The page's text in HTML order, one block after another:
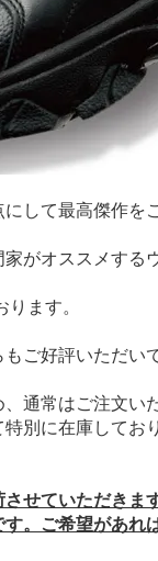
して最高傑作を
がオススメする
ます。
ご好評いただい
通常はご注文
別に在庫してお
せていただきます
。ご希望があれ